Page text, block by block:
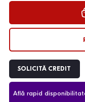
SOLICITĂ CREDIT
Află rapid